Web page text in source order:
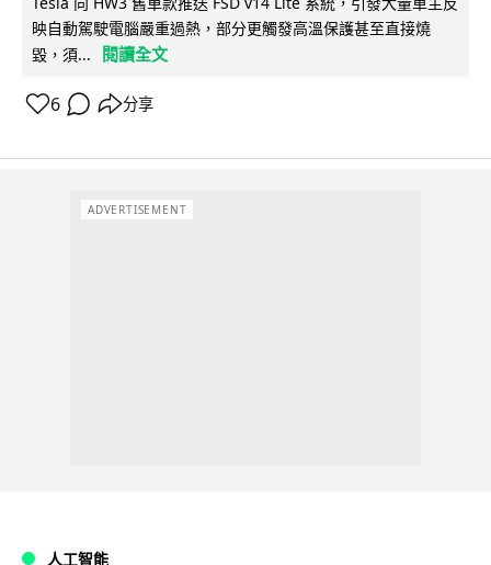
映自動駕駛電腦嚴重過熱，部分更觸發高溫保護甚至直接燒
毀，須...
閱讀全文
6 分享
ADVERTISEMENT
人工智能